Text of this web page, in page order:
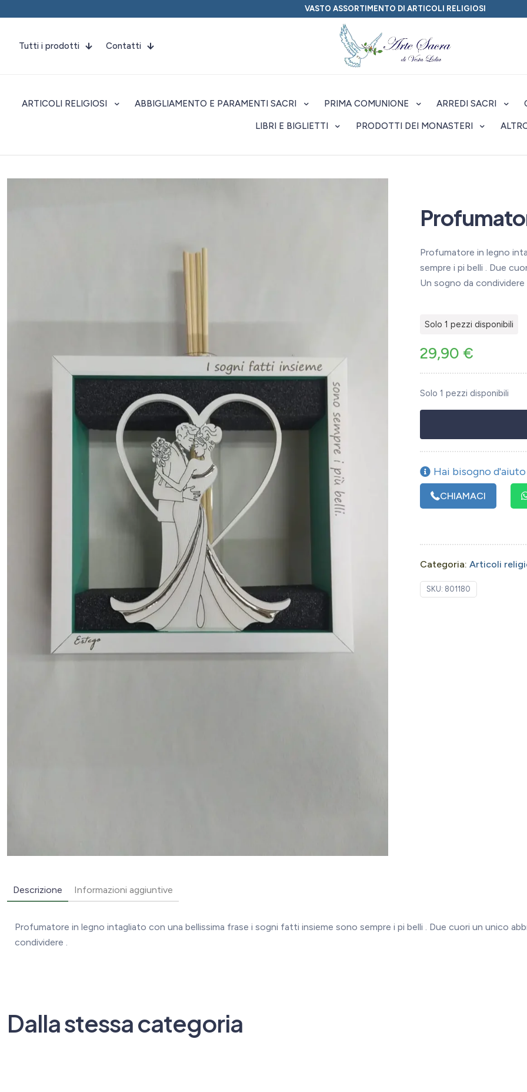
VASTO ASSORTIMENTO DI ARTICOLI RELIGIOSI
Tutti i prodotti Contatti
ARTICOLI RELIGIOSI ABBIGLIAMENTO E PARAMENTI SACRI PRIMA COMUNIONE ARREDI SACRI
LIBRI E BIGLIETTI PRODOTTI DEI MONASTERI
Profumatore in legno
sempre i pi belli . Due
Un sogno da condividere
Solo 1 pezzi disponibili
29,90 €
Solo 1 pezzi disponibili
Hai bisogno
CHIAMACI
Categoria: Articoli
SKU: 801180
Descrizione Informazioni aggiuntive
Profumatore in legno intagliato con una bellissima frase i sogni fatti insieme sono sempre i pi belli . Due cuori un unico
condividere .
Dalla stessa categoria